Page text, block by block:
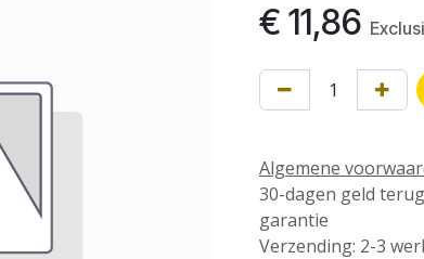
€ 11,86
Algemene
30-dagen geld terug
garantie
Verzending: 2-3